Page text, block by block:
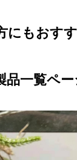
にもおす
一覧ペー